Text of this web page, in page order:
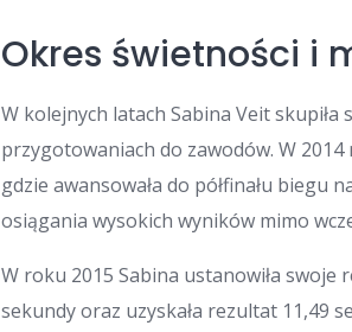
Okres świetności i
W kolejnych latach Sabina Veit
przygotowaniach do zawodów. W
gdzie awansowała do półfinału biegu
osiągania wysokich wyników mimo
W roku 2015 Sabina ustanowiła swoje
sekundy oraz uzyskała rezultat 11,49